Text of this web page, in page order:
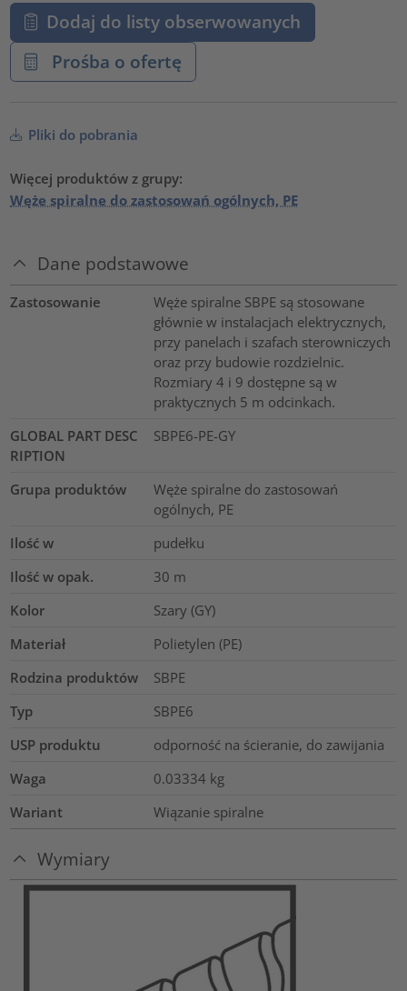
Dodaj do listy obserwowanych
Prośba o ofertę
Pliki do pobrania
Więcej produktów z grupy:
Węże spiralne do zastosowań ogólnych, PE
Dane podstawowe
Zastosowanie
Węże spiralne SBPE są stosowane
głównie w instalacjach elektrycznych,
przy panelach i szafach sterowniczych
oraz przy budowie rozdzielnic.
Rozmiary 4 i 9 dostępne są w
praktycznych 5 m odcinkach.
GLOBAL PART DESC
RIPTION
SBPE6-PE-GY
Grupa produktów
Węże spiralne do zastosowań
ogólnych, PE
Ilość w
pudełku
Ilość w opak.
30 m
Kolor
Szary (GY)
Materiał
Polietylen (PE)
Rodzina produktów
SBPE
Typ
SBPE6
USP produktu
odporność na ścieranie, do zawijania
Waga
0.03334 kg
Wariant
Wiązanie spiralne
Wymiary